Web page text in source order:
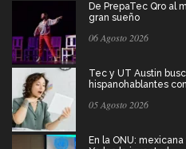
De PrepaTec Qro al
gran sueño
06 Agosto 2026
Tec y UT Austin
hispanohablantes
05 Agosto 2026
En la ONU: